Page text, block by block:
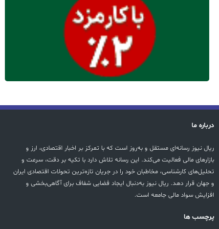
درباره ما
ریال نیوز رسانه‌ای مستقل و به‌روز است که با تمرکز بر اخبار اقتصادی، ارز و
بازارهای مالی فعالیت می‌کند. این رسانه تلاش دارد با تکیه بر دقت، سرعت و
تحلیل‌های کارشناسی، مخاطبان خود را در جریان تازه‌ترین تحولات اقتصادی ایران
و جهان قرار دهد. ریال نیوز به‌دنبال ایجاد فضایی شفاف برای آگاهی‌بخشی و
افزایش سواد مالی جامعه است.
پرچسب ها